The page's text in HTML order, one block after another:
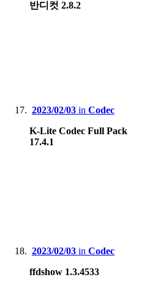
반디컷 2.8.2
2023/02/03 in Codec
K-Lite Codec Full Pack
17.4.1
2023/02/03 in Codec
ffdshow 1.3.4533